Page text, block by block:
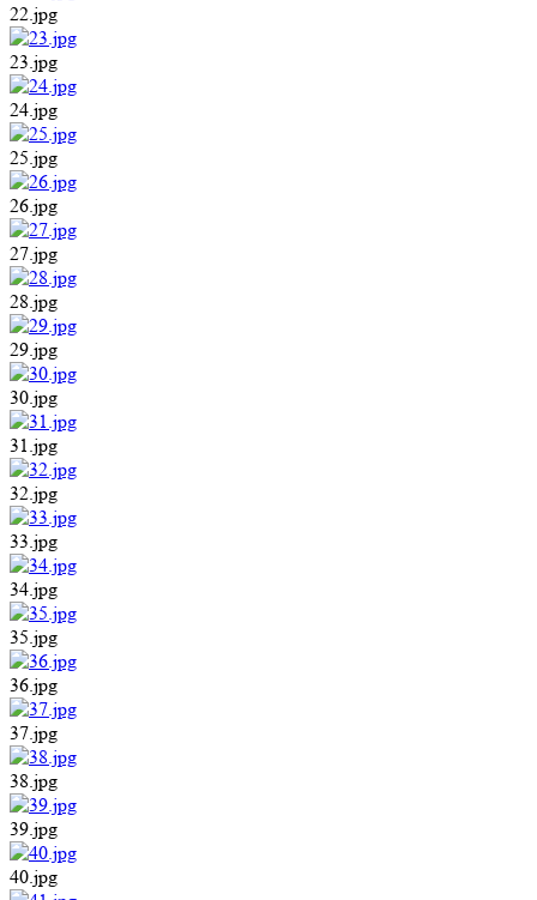
22.jpg
23.jpg
24.jpg
25.jpg
26.jpg
27.jpg
28.jpg
29.jpg
30.jpg
31.jpg
32.jpg
33.jpg
34.jpg
35.jpg
36.jpg
37.jpg
38.jpg
39.jpg
40.jpg